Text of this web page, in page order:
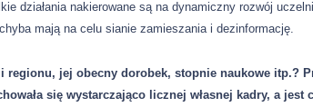
działania nakierowane są na dynamiczny rozwój
mają na celu sianie zamieszania i dezinformację.
regionu, jej obecny dorobek, stopnie naukowe itp.?
się wystarczająco licznej własnej kadry, a jest